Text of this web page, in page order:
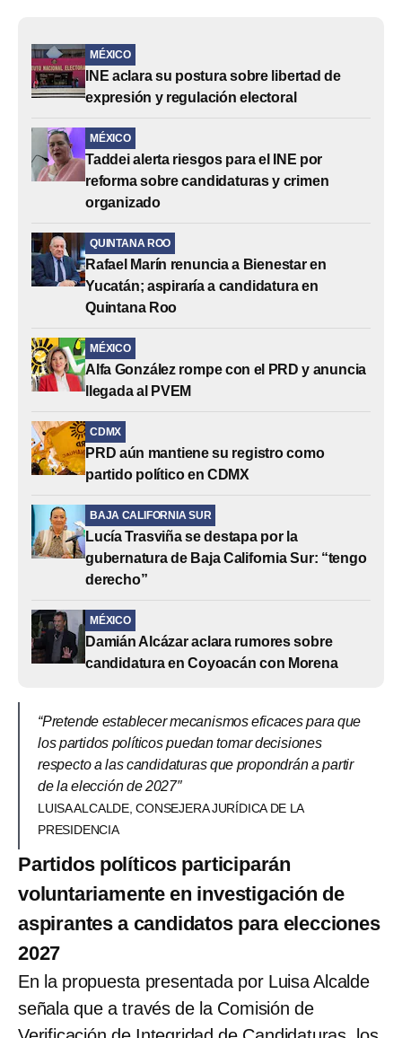
MÉXICO
INE aclara su postura sobre libertad de
expresión y regulación electoral
MÉXICO
Taddei alerta riesgos para el INE por
reforma sobre candidaturas y crimen
organizado
QUINTANA ROO
Rafael Marín renuncia a Bienestar en
Yucatán; aspiraría a candidatura en
Quintana Roo
MÉXICO
Alfa González rompe con el PRD y anuncia
llegada al PVEM
CDMX
PRD aún mantiene su registro como
partido político en CDMX
BAJA CALIFORNIA SUR
Lucía Trasviña se destapa por la
gubernatura de Baja California Sur: “tengo
derecho”
MÉXICO
Damián Alcázar aclara rumores sobre
candidatura en Coyoacán con Morena
“Pretende establecer mecanismos eficaces para que
los partidos políticos puedan tomar decisiones
respecto a las candidaturas que propondrán a partir
de la elección de 2027″
LUISA ALCALDE, CONSEJERA JURÍDICA DE LA
PRESIDENCIA
Partidos políticos participarán
voluntariamente en investigación de
aspirantes a candidatos para elecciones
2027
En la propuesta presentada por Luisa Alcalde
señala que a través de la Comisión de